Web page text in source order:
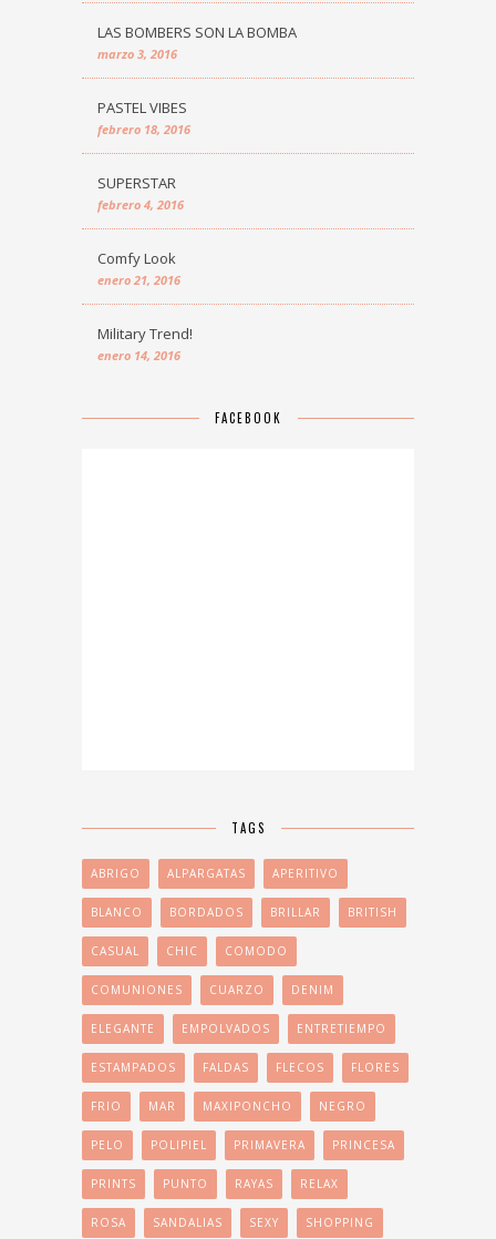
LAS BOMBERS SON LA BOMBA
marzo 3, 2016
PASTEL VIBES
febrero 18, 2016
SUPERSTAR
febrero 4, 2016
Comfy Look
enero 21, 2016
Military Trend!
enero 14, 2016
FACEBOOK
TAGS
ABRIGO ALPARGATAS APERITIVO
BLANCO BORDADOS BRILLAR BRITISH
CASUAL CHIC COMODO
COMUNIONES CUARZO DENIM
ELEGANTE EMPOLVADOS ENTRETIEMPO
ESTAMPADOS FALDAS FLECOS FLORES
FRIO MAR MAXIPONCHO NEGRO
PELO POLIPIEL PRIMAVERA PRINCESA
PRINTS PUNTO RAYAS RELAX
ROSA SANDALIAS SEXY SHOPPING